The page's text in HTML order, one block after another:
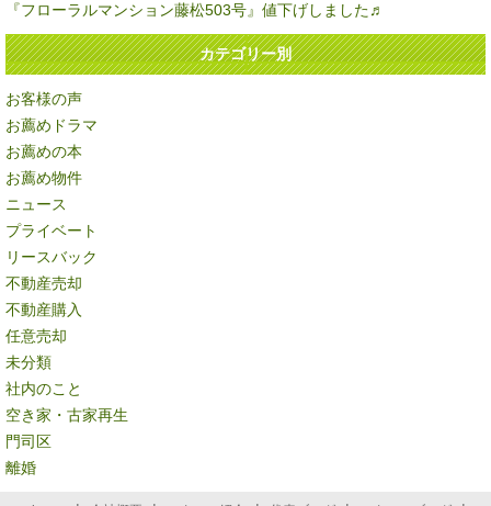
『フローラルマンション藤松503号』値下げしました♬
カテゴリー別
お客様の声
お薦めドラマ
お薦めの本
お薦め物件
ニュース
プライベート
リースバック
不動産売却
不動産購入
任意売却
未分類
社内のこと
空き家・古家再生
門司区
離婚